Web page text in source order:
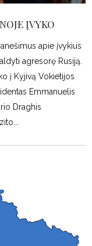
ĮVYKO
apie įvykius
agresorę Rusiją.
į Kyjivą Vokietijos
Emmanuelis
Draghis